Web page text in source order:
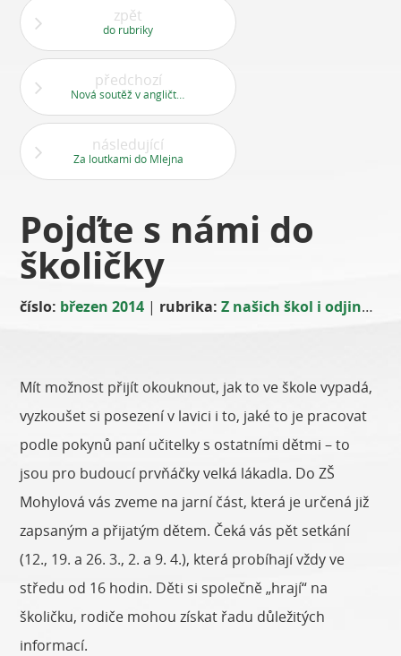
zpět
do rubriky
předchozí
následující
Za loutkami do Mlejna
Pojďte s námi do
školičky
číslo: březen 2014 | rubrika: Z našich škol i odjinud
Mít možnost přijít okouknout, jak to ve škole vypadá,
vyzkoušet si posezení v lavici i to, jaké to je pracovat
podle pokynů paní učitelky s ostatními dětmi – to
jsou pro budoucí prvňáčky velká lákadla. Do ZŠ
Mohylová vás zveme na jarní část, která je určená již
zapsaným a přijatým dětem. Čeká vás pět setkání
(12., 19. a 26. 3., 2. a 9. 4.), která probíhají vždy ve
středu od 16 hodin. Děti si společně „hrají“ na
školičku, rodiče mohou získat řadu důležitých
informací.